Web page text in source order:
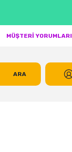
MÜŞTERİ YORUMLARI
ARA